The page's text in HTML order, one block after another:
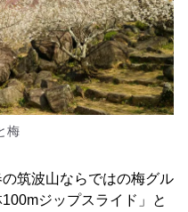
梅
筑波山ならではの梅グル
ジップスライド」と